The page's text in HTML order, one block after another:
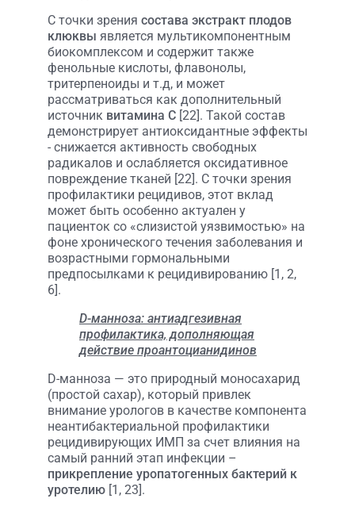
С точки зрения состава экстракт плодов
клюквы является мультикомпонентным
биокомплексом и содержит также
фенольные кислоты, флавонолы,
тритерпеноиды и т.д, и может
рассматриваться как дополнительный
источник витамина C [22]. Такой состав
демонстрирует антиоксидантные эффекты
- снижается активность свободных
радикалов и ослабляется оксидативное
повреждение тканей [22]. С точки зрения
профилактики рецидивов, этот вклад
может быть особенно актуален у
пациенток со «слизистой уязвимостью» на
фоне хронического течения заболевания и
возрастными гормональными
предпосылками к рецидивированию [1, 2,
6].
D-манноза: антиадгезивная
профилактика, дополняющая
действие проантоцианидинов
D-манноза — это природный моносахарид
(простой сахар), который привлек
внимание урологов в качестве компонента
неантибактериальной профилактики
рецидивирующих ИМП за счет влияния на
самый ранний этап инфекции –
прикрепление уропатогенных бактерий к
уротелию [1, 23].